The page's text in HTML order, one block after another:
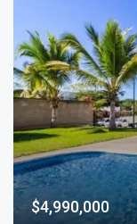
$4,990,000